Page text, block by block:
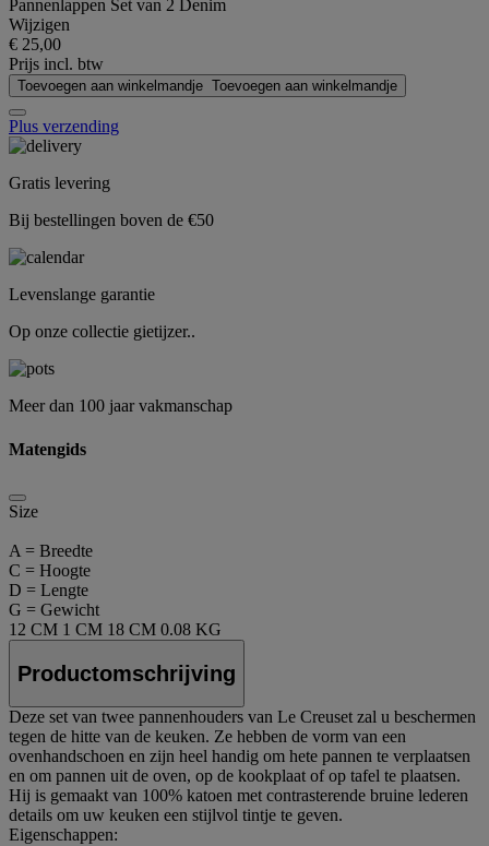
Pannenlappen Set van 2 Denim
Wijzigen
€ 25,00
Prijs incl. btw
Toevoegen aan winkelmandje Toevoegen aan winkelmandje
Plus verzending
Gratis levering
Bij bestellingen boven de €50
Levenslange garantie
Op onze collectie gietijzer..
Meer dan 100 jaar vakmanschap
Matengids
Size
A = Breedte
C = Hoogte
D = Lengte
G = Gewicht
12 CM 1 CM 18 CM 0.08 KG
Productomschrijving
Deze set van twee pannenhouders van Le Creuset zal u beschermen
tegen de hitte van de keuken. Ze hebben de vorm van een
ovenhandschoen en zijn heel handig om hete pannen te verplaatsen
en om pannen uit de oven, op de kookplaat of op tafel te plaatsen.
Hij is gemaakt van 100% katoen met contrasterende bruine lederen
details om uw keuken een stijlvol tintje te geven.
Eigenschappen: